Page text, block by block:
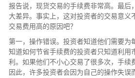
报告说，现货交易的手续费非常高。最后
大差异。事实上，这对投资者的交易意义
交易费用高的原因吧？
第一，操作错误。投资者知道他们需要为
知道如何节省手续费的投资者只知道利用
利。如果他们不小心交易了很多次，手续
因此，许多投资者会因为自己的操作失误